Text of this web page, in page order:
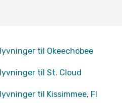
til Okeechobee
til St. Cloud
til Kissimmee, Fl